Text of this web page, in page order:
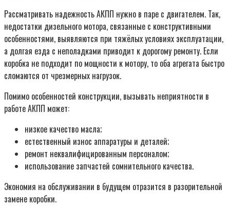
Рассматривать надежность АКПП нужно в паре с двигателем. Так,
недостатки дизельного мотора, связанные с конструктивными
особенностями, выявляются при тяжёлых условиях эксплуатации,
а долгая езда с неполадками приводит к дорогому ремонту. Если
коробка не подходит по мощности к мотору, то оба агрегата быстро
сломаются от чрезмерных нагрузок.
Помимо особенностей конструкции, вызывать неприятности в
работе АКПП может:
низкое качество масла;
естественный износ аппаратуры и деталей;
ремонт неквалифицированным персоналом;
использование запчастей сомнительного качества.
Экономия на обслуживании в будущем отразится в разорительной
замене коробки.